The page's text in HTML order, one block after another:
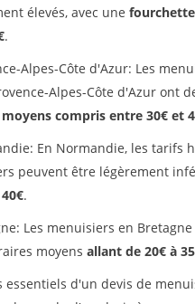
élevés, avec une
.
Alpes-Côte d'Azur: Les
Alpes-Côte d'Azur ont
compris entre 30€ et
En Normandie, les tarifs
peuvent être légèrement
.
Les menuisiers en
moyens allant de 20€ à
essentiels d'un devis de